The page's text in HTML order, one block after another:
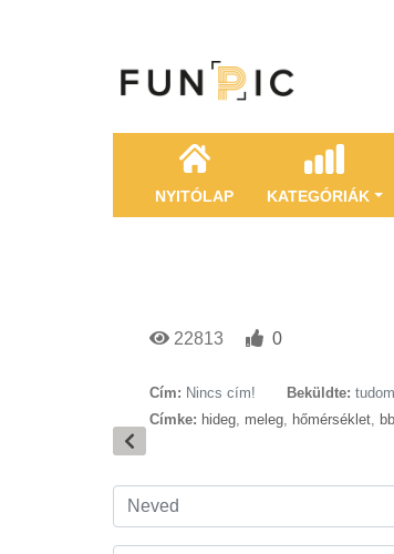
NYITÓLAP KATEGÓRIÁK
22813 0
Cím: Nincs cím! Beküldte:
Címke: hideg, meleg, hőmérséklet,